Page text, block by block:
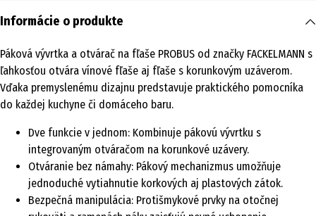
Informácie o produkte
Páková vývrtka a otvárač na fľaše PROBUS od značky FACKELMANN s
ľahkosťou otvára vínové fľaše aj fľaše s korunkovým uzáverom.
Vďaka premyslenému dizajnu predstavuje praktického pomocníka
do každej kuchyne či domáceho baru.
Dve funkcie v jednom: Kombinuje pákovú vývrtku s
integrovaným otváračom na korunkové uzávery.
Otváranie bez námahy: Pákový mechanizmus umožňuje
jednoduché vytiahnutie korkových aj plastových zátok.
Bezpečná manipulácia: Protišmykové prvky na otočnej